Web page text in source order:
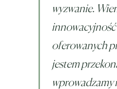
wyzwanie.
innowacyjność
oferowanych
jestem
wprowadzamy